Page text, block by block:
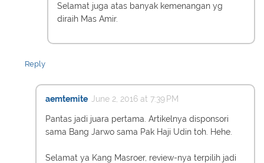
Selamat juga atas banyak kemenangan yg
diraih Mas Amir.
Reply
aemtemite June 2, 2016 at 7:39 PM
Pantas jadi juara pertama. Artikelnya disponsori
sama Bang Jarwo sama Pak Haji Udin toh. Hehe.
Selamat ya Kang Masroer, review-nya terpilih jadi